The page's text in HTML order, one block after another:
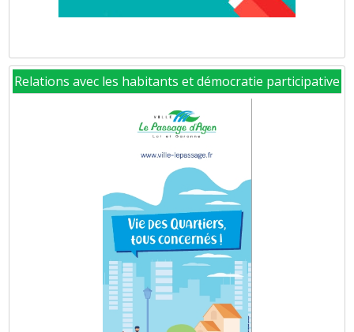
Relations avec les habitants et démocratie participative